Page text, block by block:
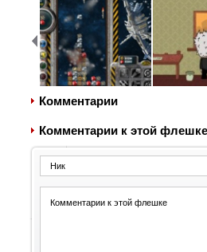
Комментарии
Комментарии к этой флешке